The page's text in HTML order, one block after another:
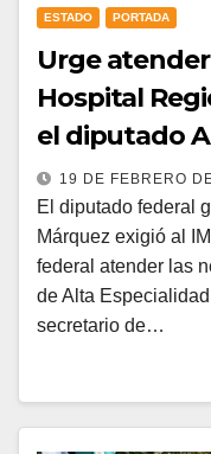
ESTADO PORTADA
Urge
Hospital
el diputado
19 DE FEBRERO
El diputado federal
Márquez exigió al
federal atender las
de Alta
secretario de…